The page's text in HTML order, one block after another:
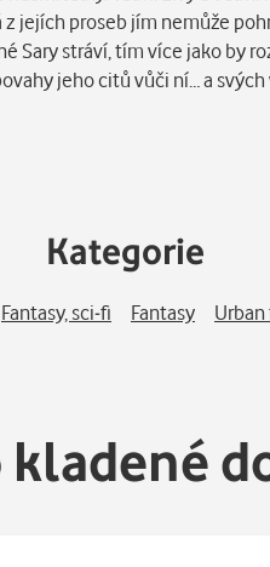
jejích proseb jím nemůže
Sary stráví, tím více jako by
jeho citů vůči ní… a svých
Kategorie
Fantasy, sci-fi Fantasy
kladené